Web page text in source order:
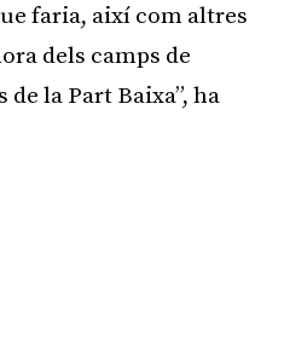
faria, així com altres
dels camps de
la Part Baixa”, ha